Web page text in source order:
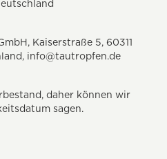
Kaiserstraße 5, 60311
info@tautropfen.de
daher können wir
sagen.